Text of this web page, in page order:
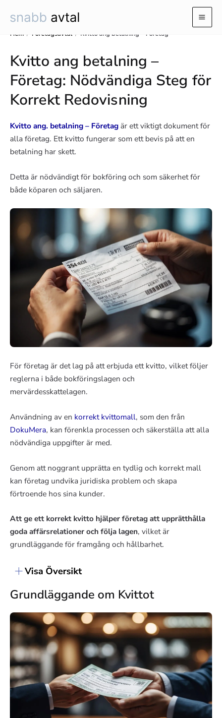
Hem / Företagsavtal / Kvitto ang betalning – Företag
Kvitto ang betalning –
Företag: Nödvändiga Steg för
Korrekt Redovisning
Kvitto ang. betalning – Företag är ett viktigt dokument för
alla företag. Ett kvitto fungerar som ett bevis på att en
betalning har skett.
Detta är nödvändigt för bokföring och som säkerhet för
både köparen och säljaren.
För företag är det lag på att erbjuda ett kvitto, vilket följer
reglerna i både bokföringslagen och
mervärdesskattelagen.
Användning av en korrekt kvittomall, som den från
DokuMera, kan förenkla processen och säkerställa att alla
nödvändiga uppgifter är med.
Genom att noggrant upprätta en tydlig och korrekt mall
kan företag undvika juridiska problem och skapa
förtroende hos sina kunder.
Att ge ett korrekt kvitto hjälper företag att upprätthålla
goda affärsrelationer och följa lagen, vilket är
grundläggande för framgång och hållbarhet.
Visa Översikt
Grundläggande om Kvittot